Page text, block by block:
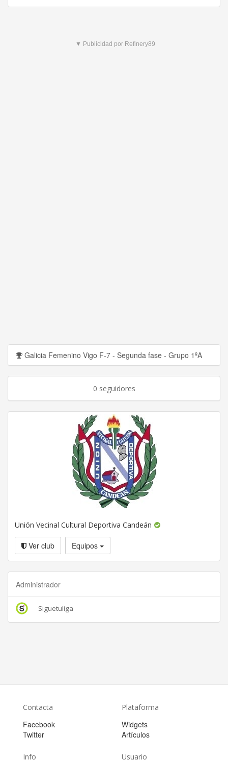
▼ Publicidad por Refinery89
Galicia Femenino Vigo F-7 - Segunda fase - Grupo 1ºA
0 seguidores
Unión Vecinal Cultural Deportiva Candeán
Ver club Equipos
Administrador
Siguetuliga
Contacta
Facebook
Twitter
Plataforma
Widgets
Artículos
Info Usuario